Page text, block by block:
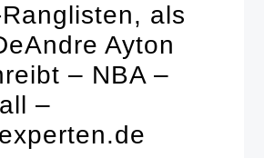
als
Ayton
– NBA –
–